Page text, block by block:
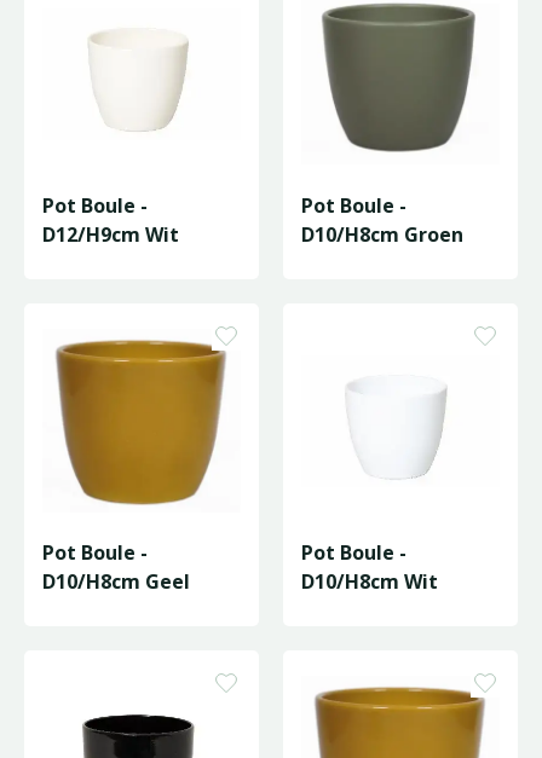
Pot Boule -
D12/H9cm Wit
Pot Boule -
D10/H8cm Groen
Pot Boule -
D10/H8cm Geel
Pot Boule -
D10/H8cm Wit